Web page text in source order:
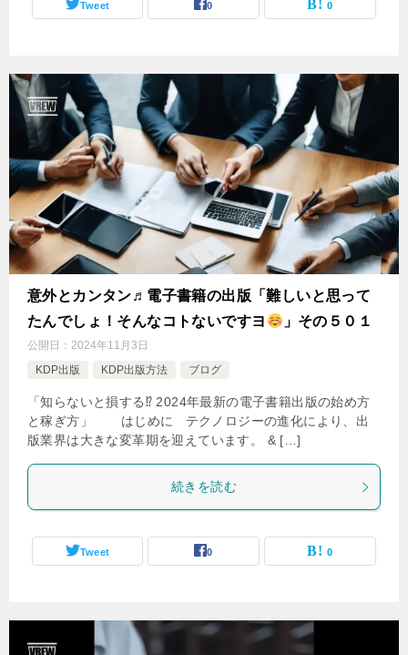
Tweet 0 0
意外とカンタン♬電子書籍の出版「難しいと思って
たんでしょ！そんなコトないですヨ
」その５０１
公開日： 2024年11月3日
KDP出版
KDP出版方法 ブログ
「知らないと損する⁉︎ 2024年最新の電子書籍出版の始め方
と稼ぎ方」 はじめに テクノロジーの進化により、出
版業界は大きな変革期を迎えています。 & […]
続きを読む
Tweet 0 0